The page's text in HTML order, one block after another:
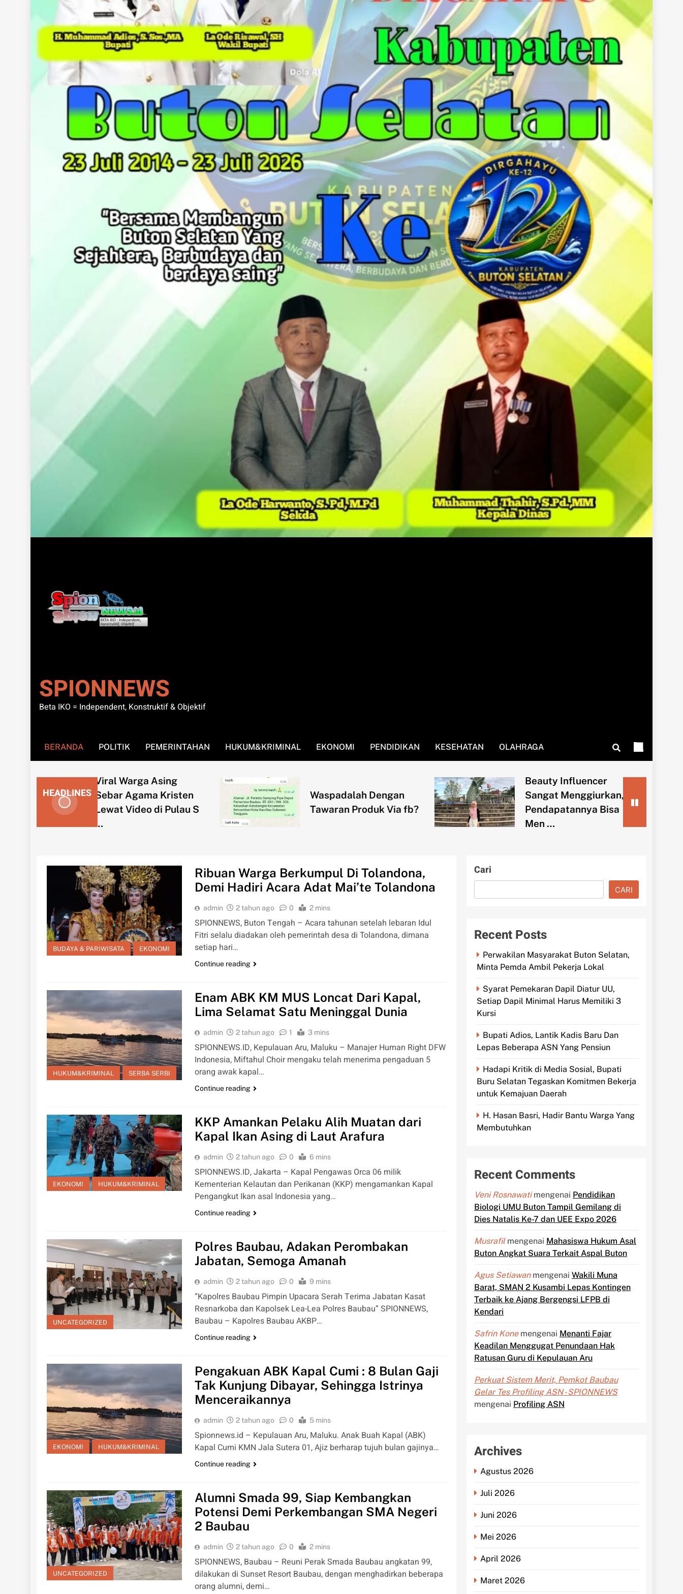
SPIONNEWS
Beta IKO = Independent, Konstruktif & Objektif
BERANDA POLITIK PEMERINTAHAN HUKUM&KRIMINAL EKONOMI PENDIDIKAN KESEHATAN OLAHRAGA
HEADLINES
Warga Asing
Agama Kristen
Video di Pulau S
Waspadalah Dengan
Tawaran Produk Via fb?
Beauty Influencer
Sangat Menggiurkan,
Pendapatannya Bisa
Men …
Ilmu
BUDAYA & PARIWISATA EKONOMI
Ribuan Warga Berkumpul Di Tolandona,
Demi Hadiri Acara Adat Mai’te Tolandona
admin 2 tahun ago 0 2 mins
SPIONNEWS, Buton Tengah – Acara tahunan setelah lebaran Idul
Fitri selalu diadakan oleh pemerintah desa di Tolandona, dimana
setiap hari…
Continue reading
HUKUM&KRIMINAL SERBA SERBI
Enam ABK KM MUS Loncat Dari Kapal,
Lima Selamat Satu Meninggal Dunia
admin 2 tahun ago 1 3 mins
SPIONNEWS.ID, Kepulauan Aru, Maluku – Manajer Human Right DFW
Indonesia, Miftahul Choir mengaku telah menerima pengaduan 5
orang awak kapal…
Continue reading
EKONOMI HUKUM&KRIMINAL
KKP Amankan Pelaku Alih Muatan dari
Kapal Ikan Asing di Laut Arafura
admin 2 tahun ago 0 6 mins
SPIONNEWS.ID, Jakarta – Kapal Pengawas Orca 06 milik
Kementerian Kelautan dan Perikanan (KKP) mengamankan Kapal
Pengangkut Ikan asal Indonesia yang…
Continue reading
UNCATEGORIZED
Polres Baubau, Adakan Perombakan
Jabatan, Semoga Amanah
admin 2 tahun ago 0 9 mins
“Kapolres Baubau Pimpin Upacara Serah Terima Jabatan Kasat
Resnarkoba dan Kapolsek Lea-Lea Polres Baubau” SPIONNEWS,
Baubau – Kapolres Baubau AKBP…
Continue reading
EKONOMI HUKUM&KRIMINAL
Pengakuan ABK Kapal Cumi : 8 Bulan Gaji
Tak Kunjung Dibayar, Sehingga Istrinya
Menceraikannya
admin 2 tahun ago 0 5 mins
Spionnews.id – Kepulauan Aru, Maluku. Anak Buah Kapal (ABK)
Kapal Cumi KMN Jala Sutera 01, Ajiz berharap tujuh bulan gajinya…
Continue reading
UNCATEGORIZED
Alumni Smada 99, Siap Kembangkan
Potensi Demi Perkembangan SMA Negeri
2 Baubau
admin 2 tahun ago 0 2 mins
SPIONNEWS, Baubau – Reuni Perak Smada Baubau angkatan 99,
dilakukan di Sunset Resort Baubau, dengan menghadirkan beberapa
orang alumni, demi…
Cari
CARI
Recent Posts
Perwakilan Masyarakat Buton Selatan,
Minta Pemda Ambil Pekerja Lokal
Syarat Pemekaran Dapil Diatur UU,
Setiap Dapil Minimal Harus Memiliki 3
Kursi
Bupati Adios, Lantik Kadis Baru Dan
Lepas Beberapa ASN Yang Pensiun
Hadapi Kritik di Media Sosial, Bupati
Buru Selatan Tegaskan Komitmen Bekerja
untuk Kemajuan Daerah
H. Hasan Basri, Hadir Bantu Warga Yang
Membutuhkan
Recent Comments
Veni Rosnawatimengenai Pendidikan
Biologi UMU Buton Tampil Gemilang di
Dies Natalis Ke-7 dan UEE Expo 2026
Musrafilmengenai Mahasiswa Hukum Asal
Buton Angkat Suara Terkait Aspal Buton
Agus Setiawanmengenai Wakili Muna
Barat, SMAN 2 Kusambi Lepas Kontingen
Terbaik ke Ajang Bergengsi LFPB di
Kendari
Safrin Konemengenai Menanti Fajar
Keadilan Menggugat Penundaan Hak
Ratusan Guru di Kepulauan Aru
Perkuat Sistem Merit, Pemkot Baubau
Gelar Tes Profiling ASN - SPIONNEWS
mengenai Profiling ASN
Archives
Agustus 2026
Juli 2026
Juni 2026
Mei 2026
April 2026
Maret 2026